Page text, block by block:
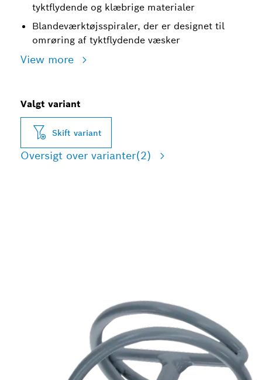
tyktflydende og klæbrige materialer
Blandeværktøjsspiraler, der er designet til
omrøring af tyktflydende væsker
View more
Valgt variant
Skift variant
Oversigt over varianter(2)